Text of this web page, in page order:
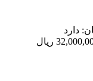
دارد
ریال